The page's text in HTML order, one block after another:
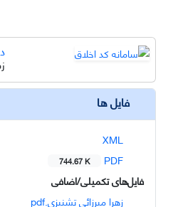
فایل ها
XML
PDF
744.67 K
فایل‌های تکمیلی/اضافی
زهرا میرزائی تشنیزی.pdf